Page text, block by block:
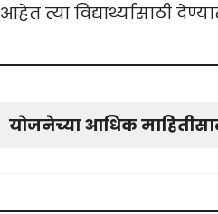
आहेत त्या विद्यार्थ्यांसाठी
योजनेच्या आधिक